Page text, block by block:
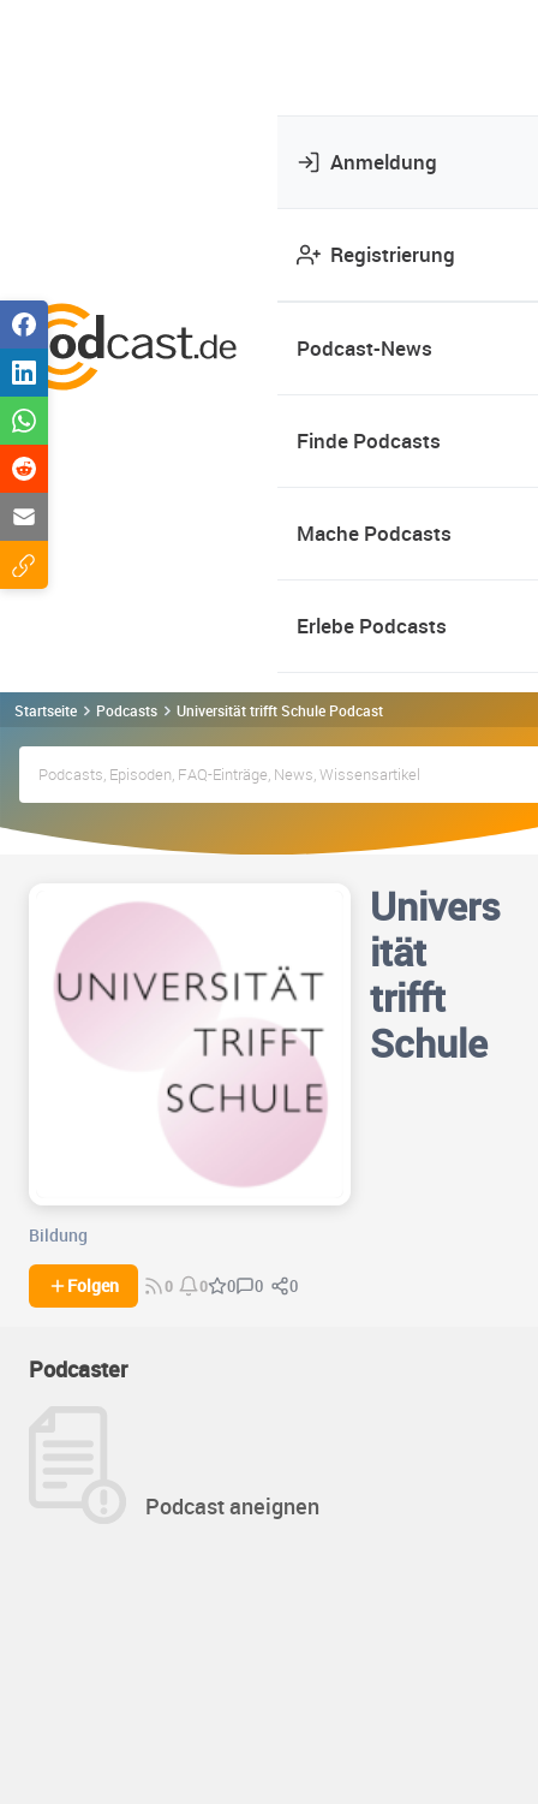
Anmeldung
Registrierung
Podcast-News
Finde Podcasts
Mache Podcasts
Erlebe Podcasts
Startseite Podcasts Universität trifft Schule Podcast
Univers
ität
trifft
Schule
Bildung
Folgen 0 0 0 0 0
Podcaster
Podcast aneignen